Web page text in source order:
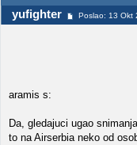
yufighter Poslao: 13 Okt
aramis s:
Da, gledajuci ugao
to na Airserbia neko od